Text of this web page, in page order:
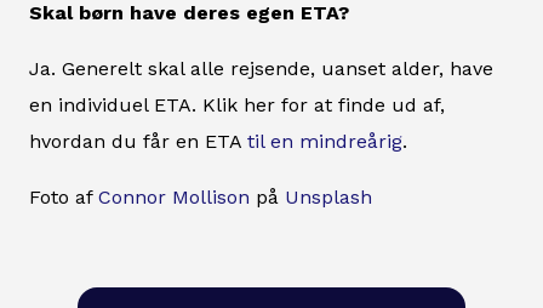
Skal børn have deres egen ETA?
Ja. Generelt skal alle rejsende, uanset alder, have
en individuel ETA. Klik her for at finde ud af,
hvordan du får en ETA til en mindreårig.
Foto af Connor Mollison på Unsplash